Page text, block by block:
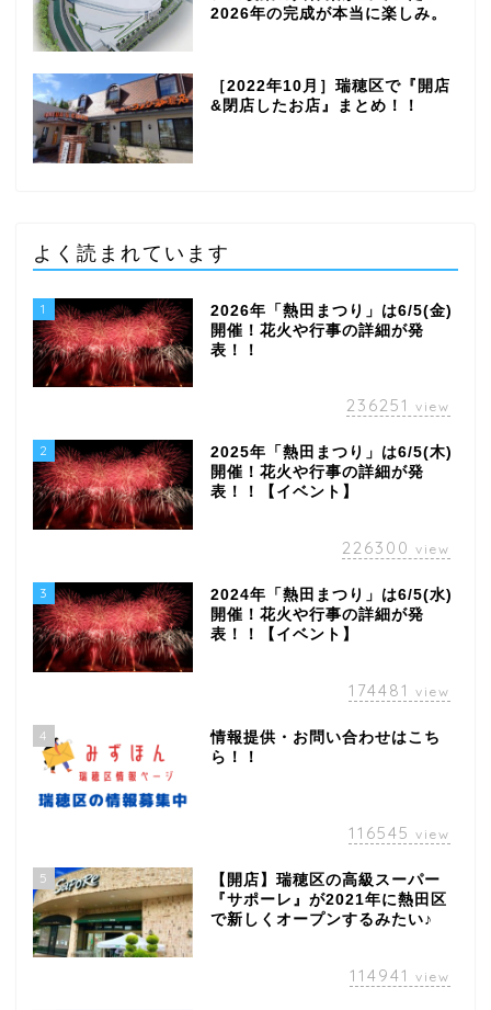
2026年の完成が本当に楽しみ。
［2022年10月］瑞穂区で『開店
&閉店したお店』まとめ！！
よく読まれています
1
2026年「熱田まつり」は6/5(金)
開催！花火や行事の詳細が発
表！！
236251 view
2
2025年「熱田まつり」は6/5(木)
開催！花火や行事の詳細が発
表！！【イベント】
226300 view
3
2024年「熱田まつり」は6/5(水)
開催！花火や行事の詳細が発
表！！【イベント】
174481 view
4
情報提供・お問い合わせはこち
ら！！
116545 view
5
【開店】瑞穂区の高級スーパー
『サポーレ』が2021年に熱田区
で新しくオープンするみたい♪
114941 view